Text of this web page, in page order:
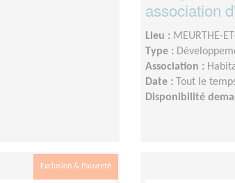
association
Lieu : MEURTHE-
Type :
Association :
Date :
Tout le
Disponibilité
Exclusion & Pauvreté